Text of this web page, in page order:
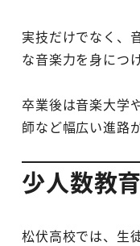
実技だけでなく、
な音楽力を身につけ
卒業後は音楽大学
師など幅広い進路
少人数教
松伏高校では、生